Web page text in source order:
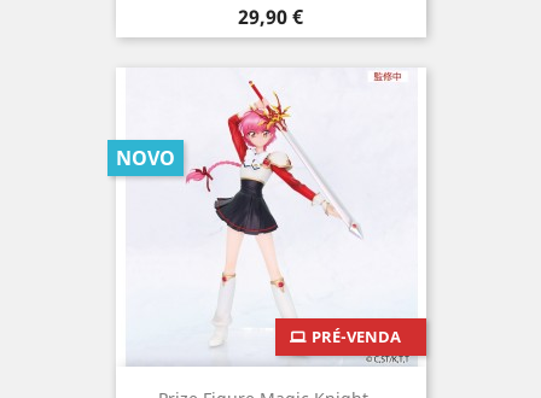
Preço
29,90 €
PRÉ-VENDA
NOVO